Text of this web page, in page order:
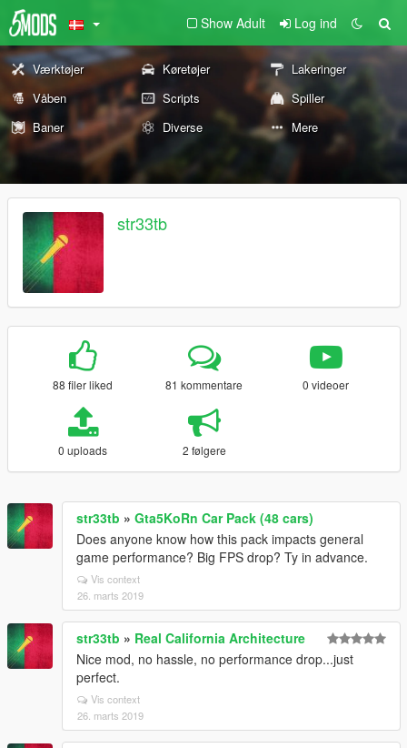
Show Adult Log ind
Værktøjer Køretøjer
Lakeringer
Våben
Scripts
Spiller
Baner
Diverse Mere
str33tb
88 filer liked 81 kommentare 0 videoer
0 uploads 2 følgere
str33tb » Gta5KoRn Car Pack (48 cars)
Does anyone know how this pack impacts general
game performance? Big FPS drop? Ty in advance.
Vis context
26. marts 2019
str33tb » Real California Architecture
Nice mod, no hassle, no performance drop...just
perfect.
Vis context
26. marts 2019